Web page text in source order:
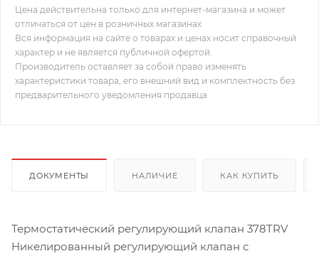
Цена действительна только для интернет-магазина и может
отличаться от цен в розничных магазинах
Вся информация на сайте о товарах и ценах носит справочный
характер и не является публичной офертой.
Производитель оставляет за собой право изменять
характеристики товара, его внешний вид и комплектность без
предварительного уведомления продавца
ДОКУМЕНТЫ НАЛИЧИЕ КАК КУПИТЬ
Термостатический регулирующий клапан 378TRV
Никелированный регулирующий клапан с